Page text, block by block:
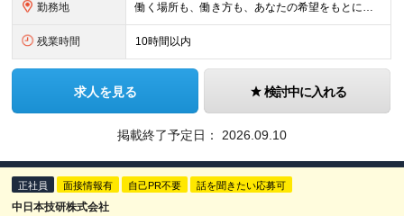
勤務地 働く場所も、働き方も、あなたの希望をもとに決めていきます。 本社のある静岡を中心に、関東・東海エリアで多彩なプロジェクトを展開中。 在宅・出社・リモート併用など、ライフスタイルに合わせて選べます。
残業時間 10時間以内
求人を見る 検討中に入れる
掲載終了予定日： 2026.09.10
正社員 面接情報有 自己PR不要 話を聞きたい応募可
中日本技研株式会社